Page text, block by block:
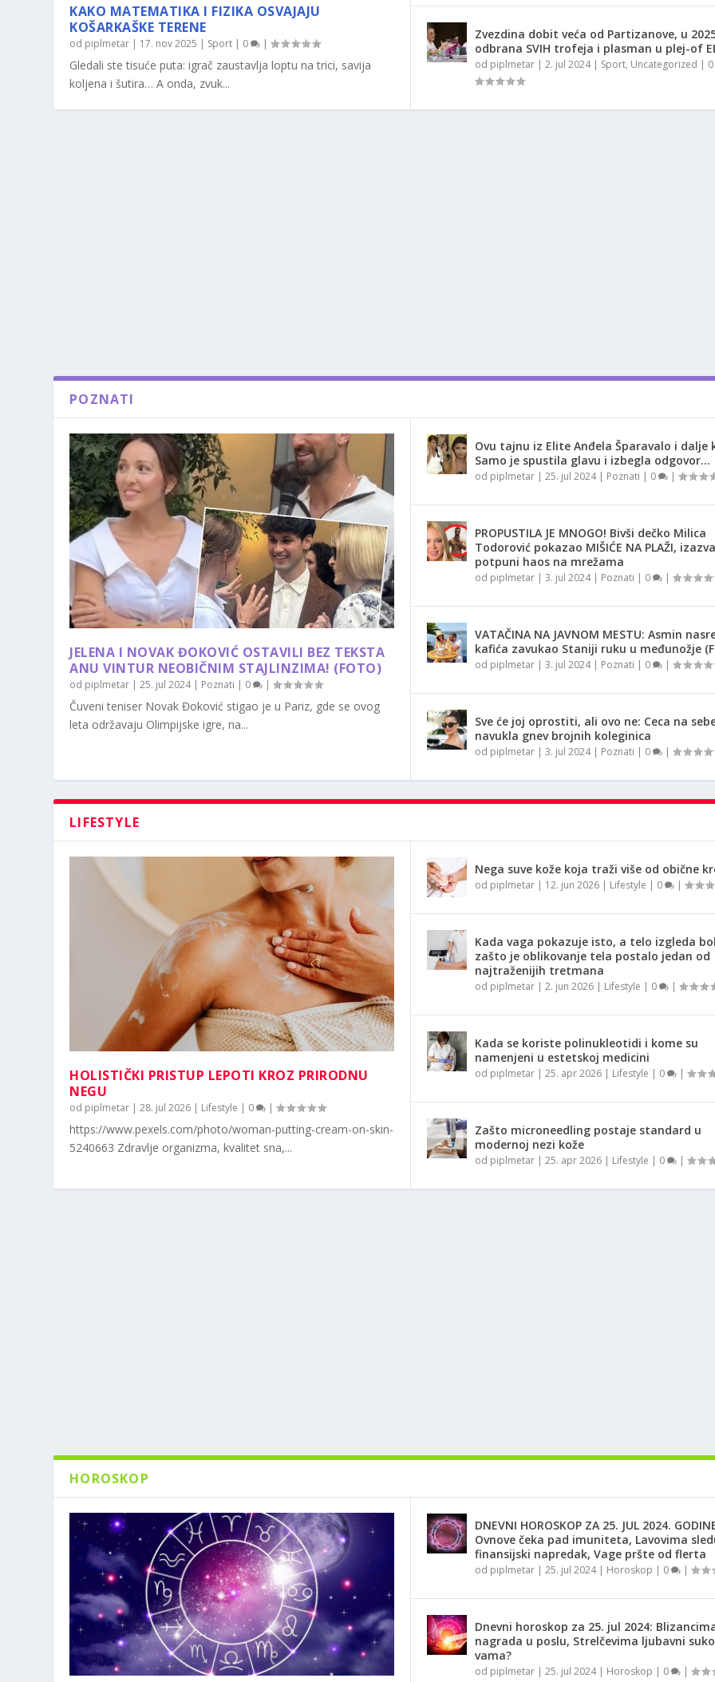
KAKO MATEMATIKA I FIZIKA OSVAJAJU
KOŠARKAŠKE TERENE
od piplmetar | 17. nov 2025 | Sport | 0 |
Gledali ste tisuće puta: igrač zaustavlja loptu na trici, savija
koljena i šutira… A onda, zvuk...
Zvezdina dobit veća od Partizanove, u
odbrana SVIH trofeja i plasman u plej-of
od piplmetar| 2. jul 2024| Sport, Uncategorized | 0
POZNATI
JELENA I NOVAK ĐOKOVIĆ OSTAVILI BEZ TEKSTA
ANU VINTUR NEOBIČNIM STAJLINZIMA! (FOTO)
od piplmetar |25. jul 2024| Poznati | 0 |
Čuveni teniser Novak Đoković stigao je u Pariz, gde se ovog
leta održavaju Olimpijske igre, na...
Ovu tajnu iz Elite Anđela Šparavalo i dalje
Samo je spustila glavu i izbegla odgovor…
od piplmetar| 25. jul 2024| Poznati | 0 |
PROPUSTILA JE MNOGO! Bivši dečko Milica
Todorović pokazao MIŠIĆE NA PLAŽI,
potpuni haos na mrežama
od piplmetar| 3. jul 2024| Poznati | 0 |
VATAČINA NA JAVNOM MESTU: Asmin
kafića zavukao Staniji ruku u međunožje
od piplmetar| 3. jul 2024| Poznati | 0 |
Sve će joj oprostiti, ali ovo ne: Ceca na
navukla gnev brojnih koleginica
od piplmetar| 3. jul 2024| Poznati | 0 |
LIFESTYLE
HOLISTIČKI PRISTUP LEPOTI KROZ PRIRODNU
NEGU
od piplmetar |28. jul 2026 | Lifestyle | 0 |
https://www.pexels.com/photo/woman-putting-cream-on-skin-
5240663 Zdravlje organizma, kvalitet sna,...
Nega suve kože koja traži više od obične
od piplmetar| 12. jun 2026| Lifestyle | 0 |
Kada vaga pokazuje isto, a telo izgleda
zašto je oblikovanje tela postalo jedan od
najtraženijih tretmana
od piplmetar| 2. jun 2026| Lifestyle | 0 |
Kada se koriste polinukleotidi i kome su
namenjeni u estetskoj medicini
od piplmetar| 25. apr 2026| Lifestyle | 0 |
Zašto microneedling postaje standard u
modernoj nezi kože
od piplmetar| 25. apr 2026| Lifestyle | 0 |
HOROSKOP
DNEVNI HOROSKOP ZA 25. JUL 2024.
Ovnove čeka pad imuniteta, Lavovima
finansijski napredak, Vage pršte od flerta
od piplmetar| 25. jul 2024| Horoskop | 0 |
Dnevni horoskop za 25. jul 2024:
nagrada u poslu, Strelčevima ljubavni
vama?
od piplmetar| 25. jul 2024| Horoskop | 0 |